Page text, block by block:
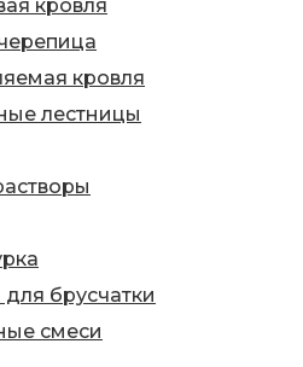
кровля
кровля
лестницы
брусчатки
смеси